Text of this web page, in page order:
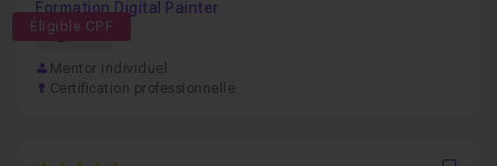
Éligible CPF
Formation Digital Painter
92h
Mentor individuel
Certification professionnelle